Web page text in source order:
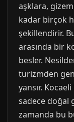
aşklara,
kadar birçok
şekillendirir.
arasında bir
besler.
turizmden
yansır.
sadece doğal
zamanda bu